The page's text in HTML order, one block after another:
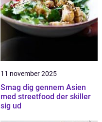
11 november 2025
Smag dig gennem Asien
med streetfood der skiller
sig ud